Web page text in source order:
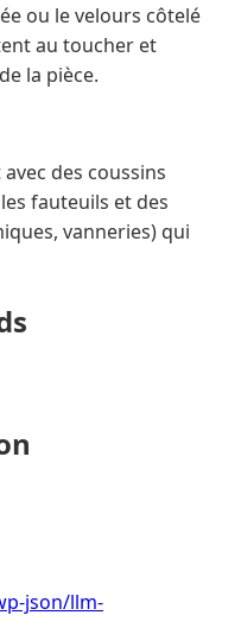
ou le velours côtelé
au toucher et
la pièce.
des coussins
fauteuils et des
vanneries) qui
json/llm-